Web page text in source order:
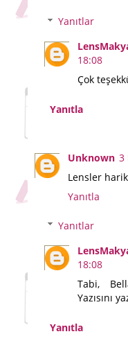
Yanıtlar
18:08
Çok
Yanıtla
Unknown 3
Lensler
Yanıtla
Yanıtlar
18:08
Tabi,
Yazısını
Yanıtla